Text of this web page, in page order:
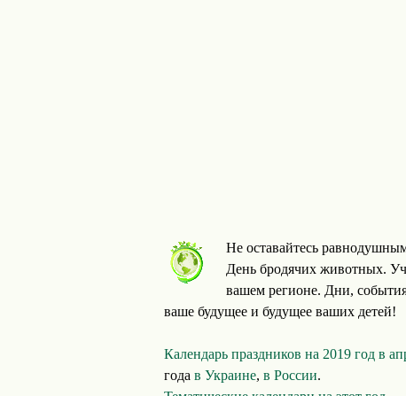
Не оставайтесь
День бродячих животных.
вашем регионе. Дни,
ваше будущее и будущее ваших детей!
Календарь праздников на 2019 год в
года в Украине, в России.